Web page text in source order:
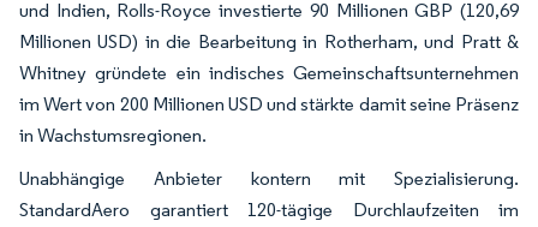
und Indien, Rolls-Royce investierte 90 Millionen GBP (120,69
Millionen USD) in die Bearbeitung in Rotherham, und Pratt &
Whitney gründete ein indisches Gemeinschaftsunternehmen
im Wert von 200 Millionen USD und stärkte damit seine Präsenz
in Wachstumsregionen.
Unabhängige Anbieter kontern mit Spezialisierung.
StandardAero garantiert 120-tägige Durchlaufzeiten im